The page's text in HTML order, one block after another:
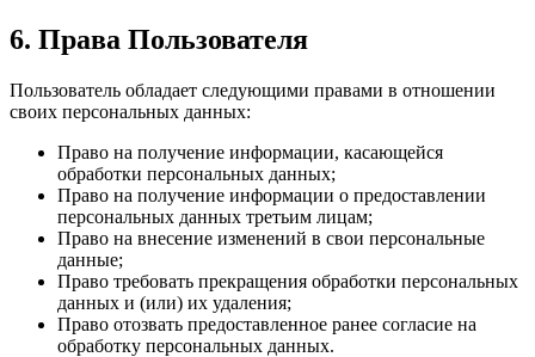
6. Права Пользователя
Пользователь обладает следующими правами в отношении
своих персональных данных:
Право на получение информации, касающейся
обработки персональных данных;
Право на получение информации о предоставлении
персональных данных третьим лицам;
Право на внесение изменений в свои персональные
данные;
Право требовать прекращения обработки персональных
данных и (или) их удаления;
Право отозвать предоставленное ранее согласие на
обработку персональных данных.